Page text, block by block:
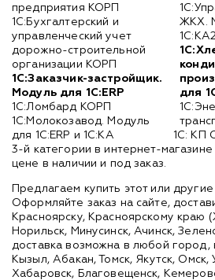
предприятия КОРП
1С:Бухгалтерский и
управленческий учет
дорожно-строительной
организации КОРП
1С:Заказчик-застройщик.
Модуль для 1С:ERP
1С:Ломбард КОРП
1С:Молокозавод. Модуль
для 1С:ERP и 1С:КА
ЖКХ.
для
1С: КП
3-й категории в интернет-
цене в наличии и под заказ.
Предлагаем купить этот или
Оформляйте заказ на сайте,
Красноярску, Красноярскому краю
Норильск, Минусинск, Ачинск,
доставка возможна в любой город,
Кызыл, Абакан, Томск, Якутск, Омск,
Хабаровск, Благовещенск,